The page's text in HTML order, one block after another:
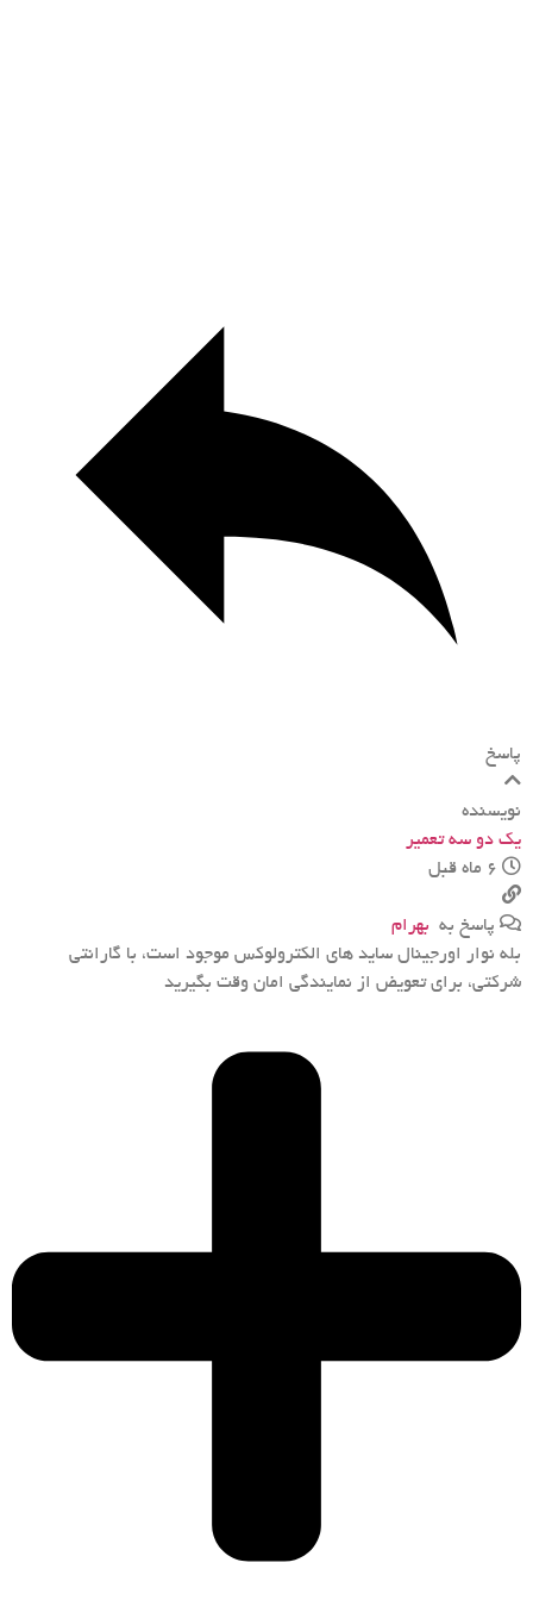
پاسخ
نویسنده
یک دو سه تعمیر
پاسخ به بهرام
بله نوار اورجینال ساید های الکترولوکس موجود است، با گارانتی
شرکتی، برای تعویض از نمایندگی امان وقت بگیرید